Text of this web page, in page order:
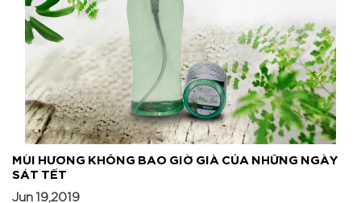
MÙI HƯƠNG KHÔNG BAO GIỜ GIÀ CỦA NHỮNG NGÀY
SÁT TẾT
Jun 19,2019